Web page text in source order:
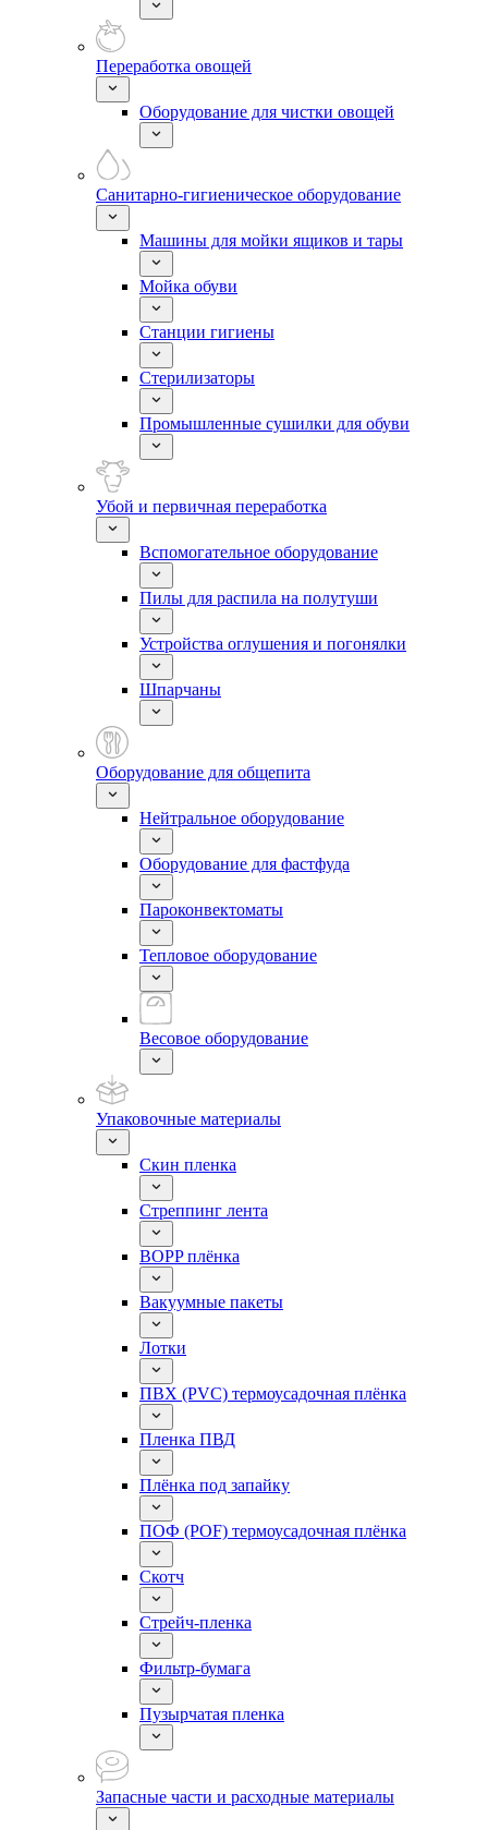
Переработка овощей
Оборудование для чистки овощей
Санитарно-гигиеническое оборудование
Машины для мойки ящиков и тары
Мойка обуви
Станции гигиены
Стерилизаторы
Промышленные сушилки для обуви
Убой и первичная переработка
Вспомогательное оборудование
Пилы для распила на полутуши
Устройства оглушения и погонялки
Шпарчаны
Оборудование для общепита
Нейтральное оборудование
Оборудование для фастфуда
Пароконвектоматы
Тепловое оборудование
Весовое оборудование
Упаковочные материалы
Скин пленка
Стреппинг лента
BOPP плёнка
Вакуумные пакеты
Лотки
ПВХ (PVC) термоусадочная плёнка
Пленка ПВД
Плёнка под запайку
ПОФ (POF) термоусадочная плёнка
Скотч
Стрейч-пленка
Фильтр-бумага
Пузырчатая пленка
Запасные части и расходные материалы